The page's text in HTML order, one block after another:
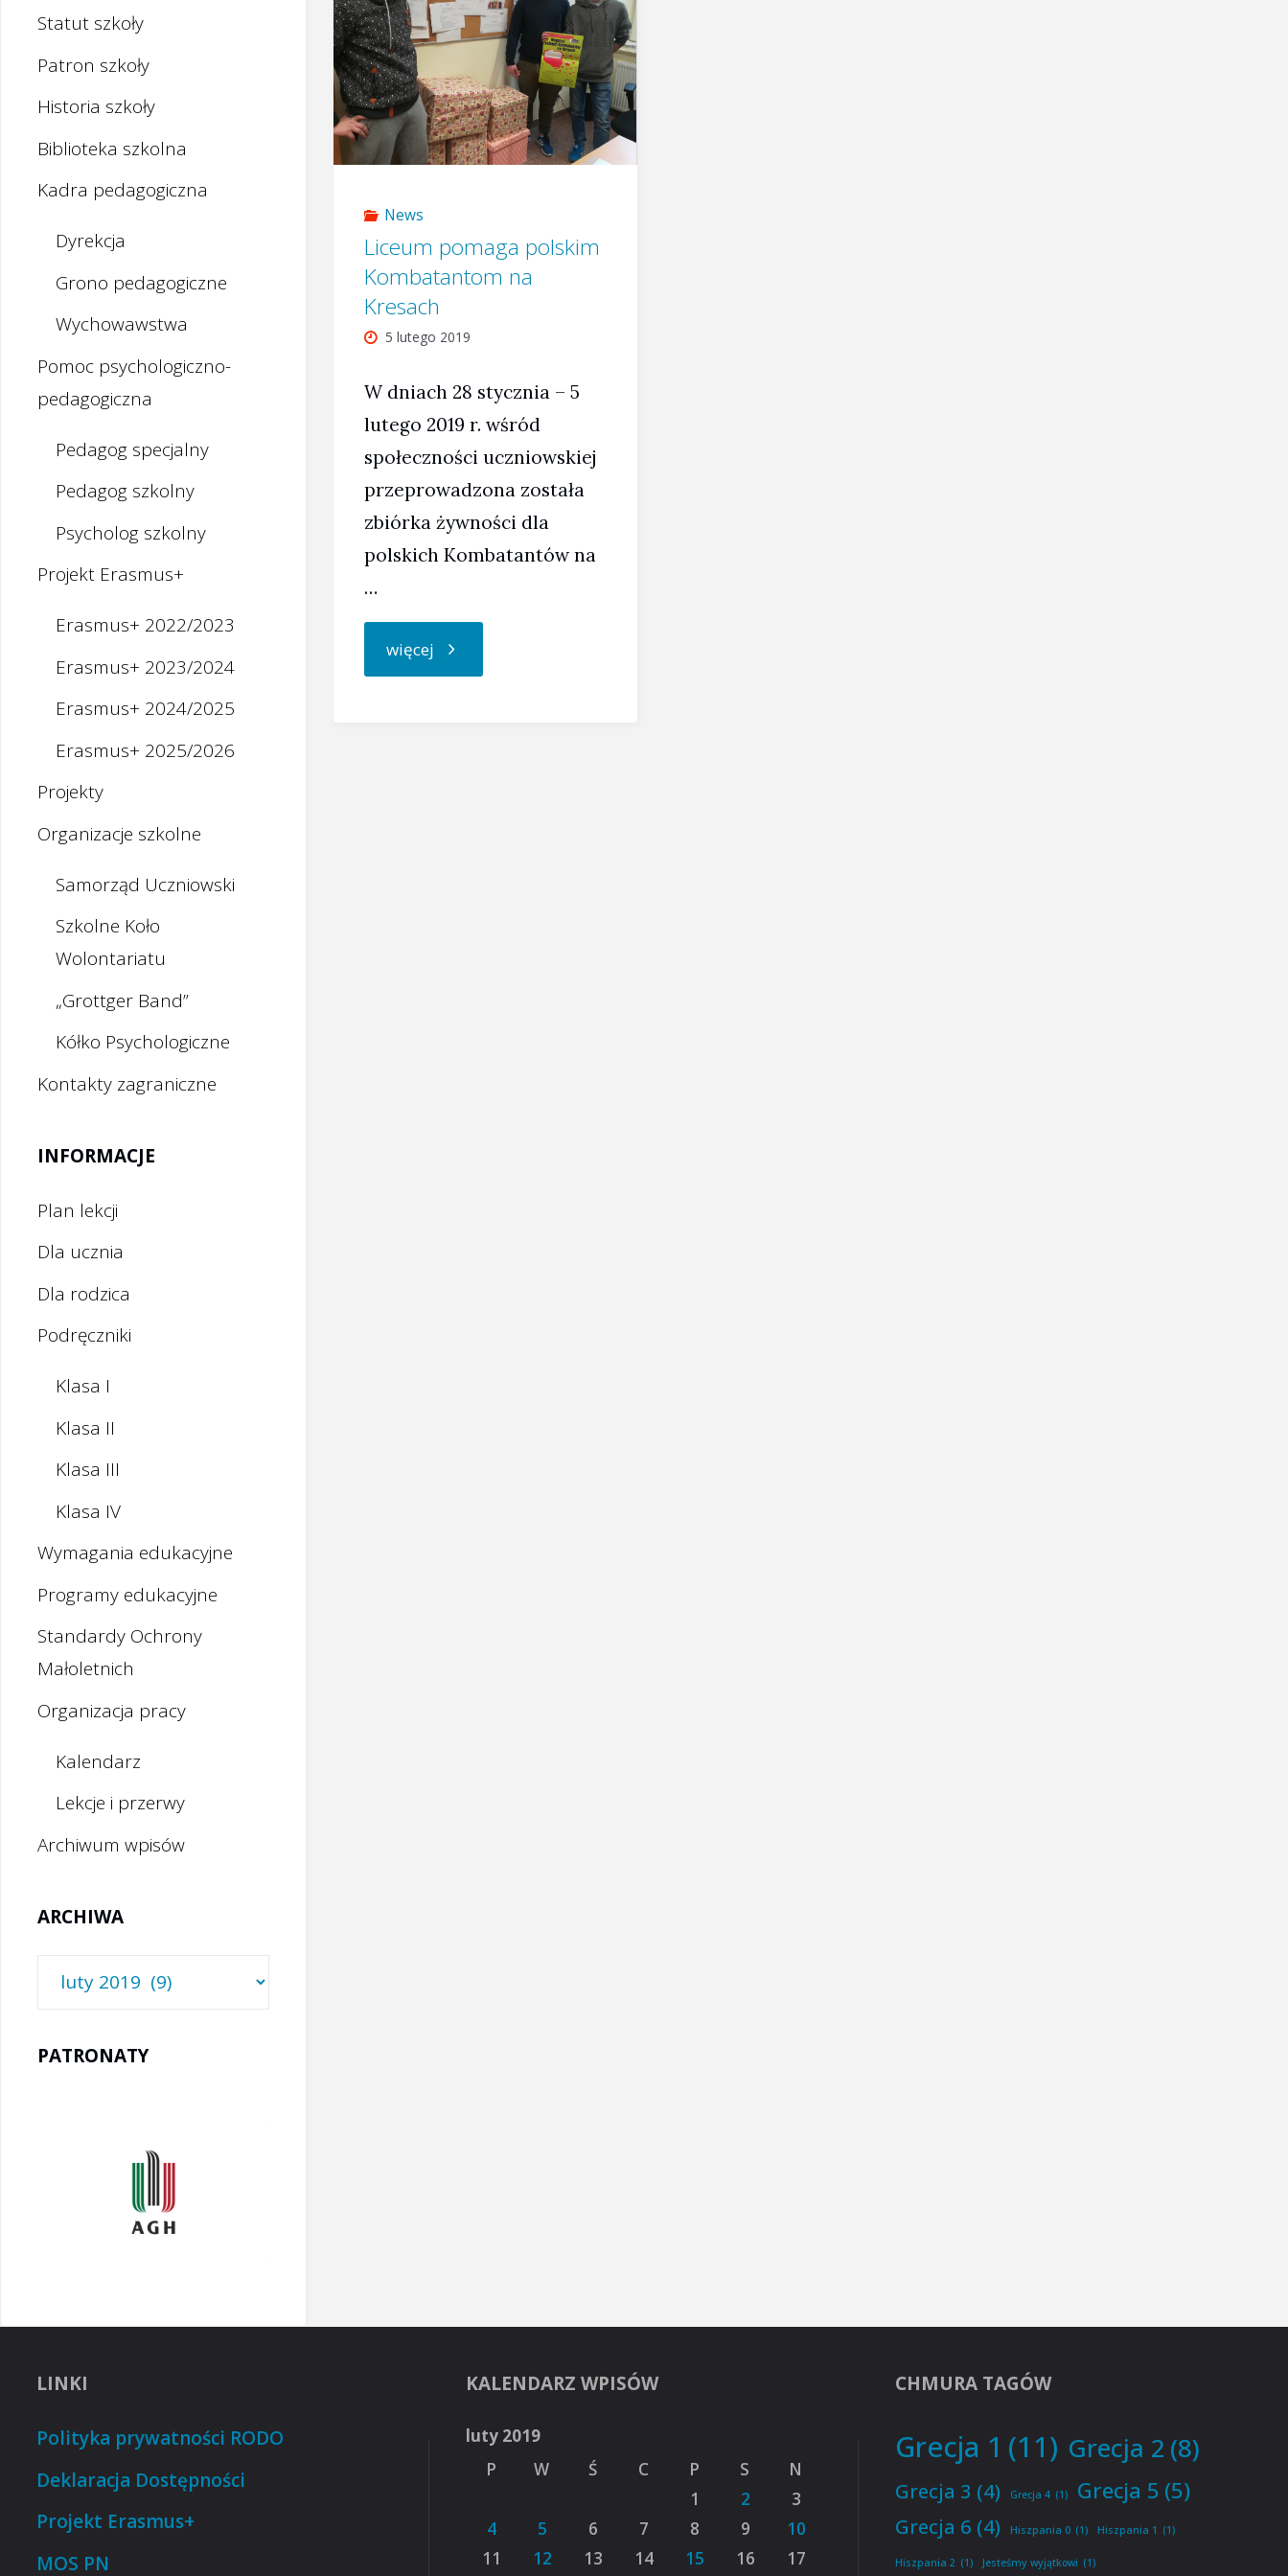
News
Liceum pomaga polskim
Kombatantom na
Kresach
5 lutego 2019
W dniach 28 stycznia – 5
lutego 2019 r. wśród
społeczności uczniowskiej
przeprowadzona została
zbiórka żywności dla
polskich Kombatantów na
…
więcej"Liceum
Statut szkoły
Patron szkoły
Historia szkoły
Biblioteka szkolna
Kadra pedagogiczna
Dyrekcja
Grono pedagogiczne
Wychowawstwa
Pomoc psychologiczno-
pedagogiczna
Pedagog specjalny
Pedagog szkolny
Psycholog szkolny
Projekt Erasmus+
Erasmus+ 2022/2023
Erasmus+ 2023/2024
Erasmus+ 2024/2025
Erasmus+ 2025/2026
Projekty
Organizacje szkolne
Samorząd Uczniowski
Szkolne Koło
Wolontariatu
„Grottger Band”
Kółko Psychologiczne
Kontakty zagraniczne
INFORMACJE
Plan lekcji
Dla ucznia
Dla rodzica
Podręczniki
Klasa I
Klasa II
Klasa III
Klasa IV
Wymagania edukacyjne
Programy edukacyjne
Standardy Ochrony
Małoletnich
Organizacja pracy
Kalendarz
Lekcje i przerwy
Archiwum wpisów
ARCHIWA
Archiwa
PATRONATY
LINKI
Polityka prywatności RODO
Deklaracja Dostępności
Projekt Erasmus+
MOS PN
KALENDARZ WPISÓW
luty 2019
P
W Ś C P S
N
1
2
3
4
5 6 7 8 9
10
11
12 13 14 15 16 17
CHMURA TAGÓW
Grecja 1 (11) Grecja 2 (8)
Grecja 3 (4) Grecja 4 (1) Grecja 5 (5)
Grecja 6 (4) Hiszpania 0 (1) Hiszpania 1 (1)
Hiszpania 2 (1) Jesteśmy wyjątkowi (1)